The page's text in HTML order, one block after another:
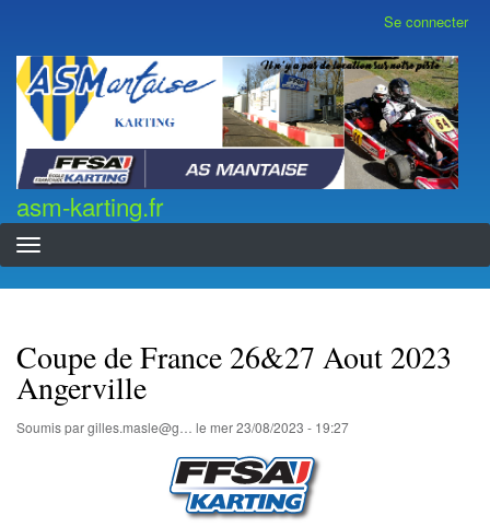
contenu
principal
compte
de
l'utilisateur
Se connecter
asm-karting.fr
asm-karting.fr
Coupe de France 26&27 Aout 2023
Angerville
Soumis pargilles.masle@g… le mer 23/08/2023 - 19:27